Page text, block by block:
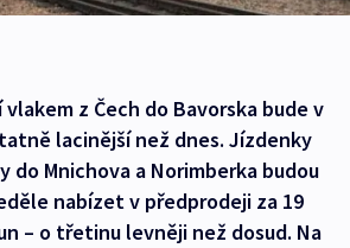
vlakem z Čech do Bavorska bude v
lacinější než dnes. Jízdenky
do Mnichova a Norimberka budou
nabízet v předprodeji za 19
– o třetinu levněji než dosud. Na